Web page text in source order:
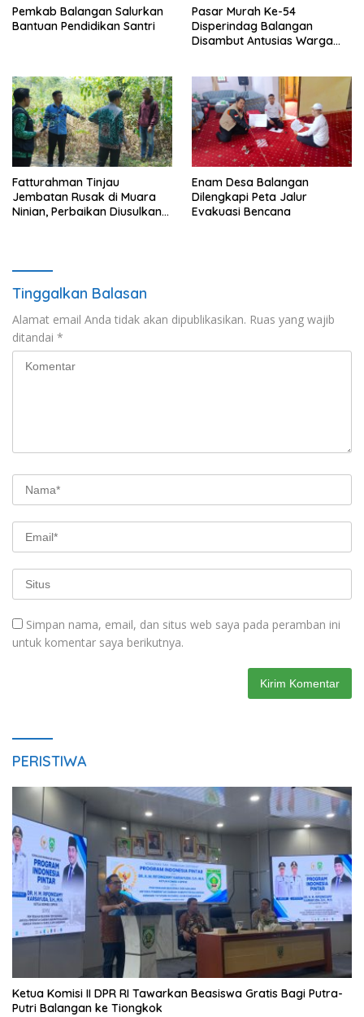
Pemkab Balangan Salurkan
Bantuan Pendidikan Santri
Pasar Murah Ke-54
Disperindag Balangan
Disambut Antusias Warga
Fatturahman Tinjau
Jembatan Rusak di Muara
Ninian, Perbaikan Diusulkan
Enam Desa Balangan
Dilengkapi Peta Jalur
Evakuasi Bencana
Tinggalkan Balasan
Alamat email Anda tidak akan dipublikasikan. Ruas yang wajib
ditandai *
Simpan nama, email, dan situs web saya pada peramban ini
untuk komentar saya berikutnya.
PERISTIWA
Ketua Komisi II DPR RI Tawarkan Beasiswa Gratis Bagi Putra-
Putri Balangan ke Tiongkok